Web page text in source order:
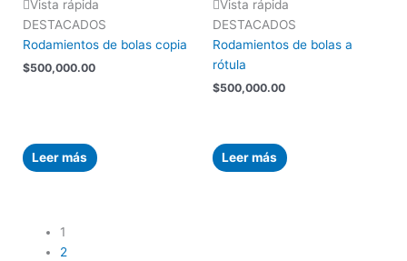
Vista rápida
DESTACADOS
Rodamientos de bolas copia
$500,000.00
Leer más
Vista rápida
DESTACADOS
Rodamientos de bolas a
rótula
$500,000.00
Leer más
1
2